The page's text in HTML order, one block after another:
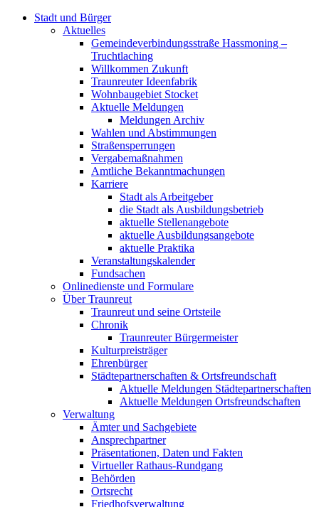
Stadt und Bürger
Aktuelles
Gemeindeverbindungsstraße Hassmoning –
Truchtlaching
Willkommen Zukunft
Traunreuter Ideenfabrik
Wohnbaugebiet Stocket
Aktuelle Meldungen
Meldungen Archiv
Wahlen und Abstimmungen
Straßensperrungen
Vergabemaßnahmen
Amtliche Bekanntmachungen
Karriere
Stadt als Arbeitgeber
die Stadt als Ausbildungsbetrieb
aktuelle Stellenangebote
aktuelle Ausbildungsangebote
aktuelle Praktika
Veranstaltungskalender
Fundsachen
Onlinedienste und Formulare
Über Traunreut
Traunreut und seine Ortsteile
Chronik
Traunreuter Bürgermeister
Kulturpreisträger
Ehrenbürger
Städtepartnerschaften & Ortsfreundschaft
Aktuelle Meldungen Städtepartnerschaften
Aktuelle Meldungen Ortsfreundschaften
Verwaltung
Ämter und Sachgebiete
Ansprechpartner
Präsentationen, Daten und Fakten
Virtueller Rathaus-Rundgang
Behörden
Ortsrecht
Friedhofsverwaltung